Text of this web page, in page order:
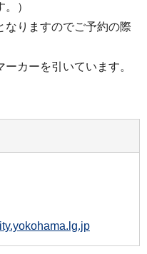
）
なりますのでご予約の際
カーを引いています。